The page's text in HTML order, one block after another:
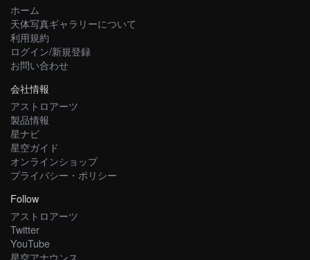
ホーム
天体写真ギャラリーについて
利用規約
ログイン/新規登録
お問い合わせ
会社情報
アストロアーツ
製品情報
星ナビ
星空ガイド
オンラインショップ
プライバシー・ポリシー
Follow
アストロアーツ
Twitter
YouTube
星空アナウンス